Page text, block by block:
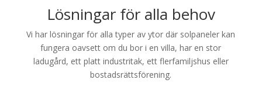
Lösningar för alla behov
Vi har lösningar för alla typer av ytor där solpaneler kan
fungera oavsett om du bor i en villa, har en stor
ladugård, ett platt industritak, ett flerfamiljshus eller
bostadsrättsförening.